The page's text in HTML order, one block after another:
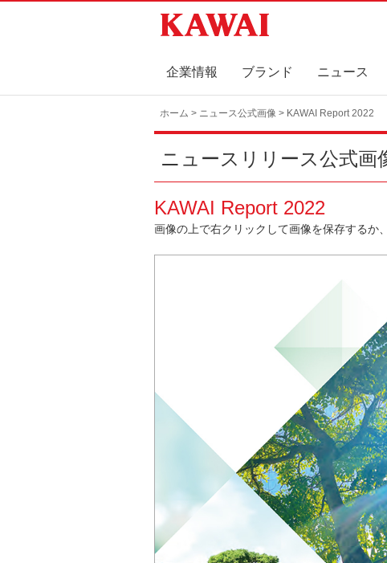
企業情報 ブランド ニュース
ホーム > ニュース公式画像 > KAWAI Report 2022
ニュースリリース公式画
KAWAI Report 2022
画像の上で右クリックして画像を保存するか